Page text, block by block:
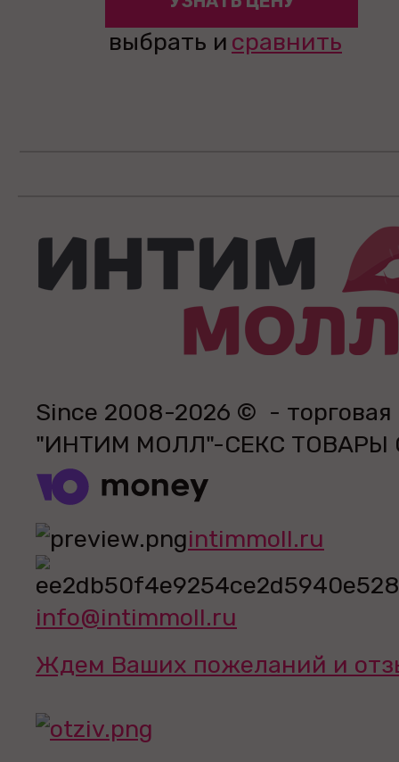
выбрать и сравнить
Since 2008-2026 © - торговая
"ИНТИМ МОЛЛ"-СЕКС
intimmoll.ru
info@intimmoll.ru
Ждем Ваших пожеланий и